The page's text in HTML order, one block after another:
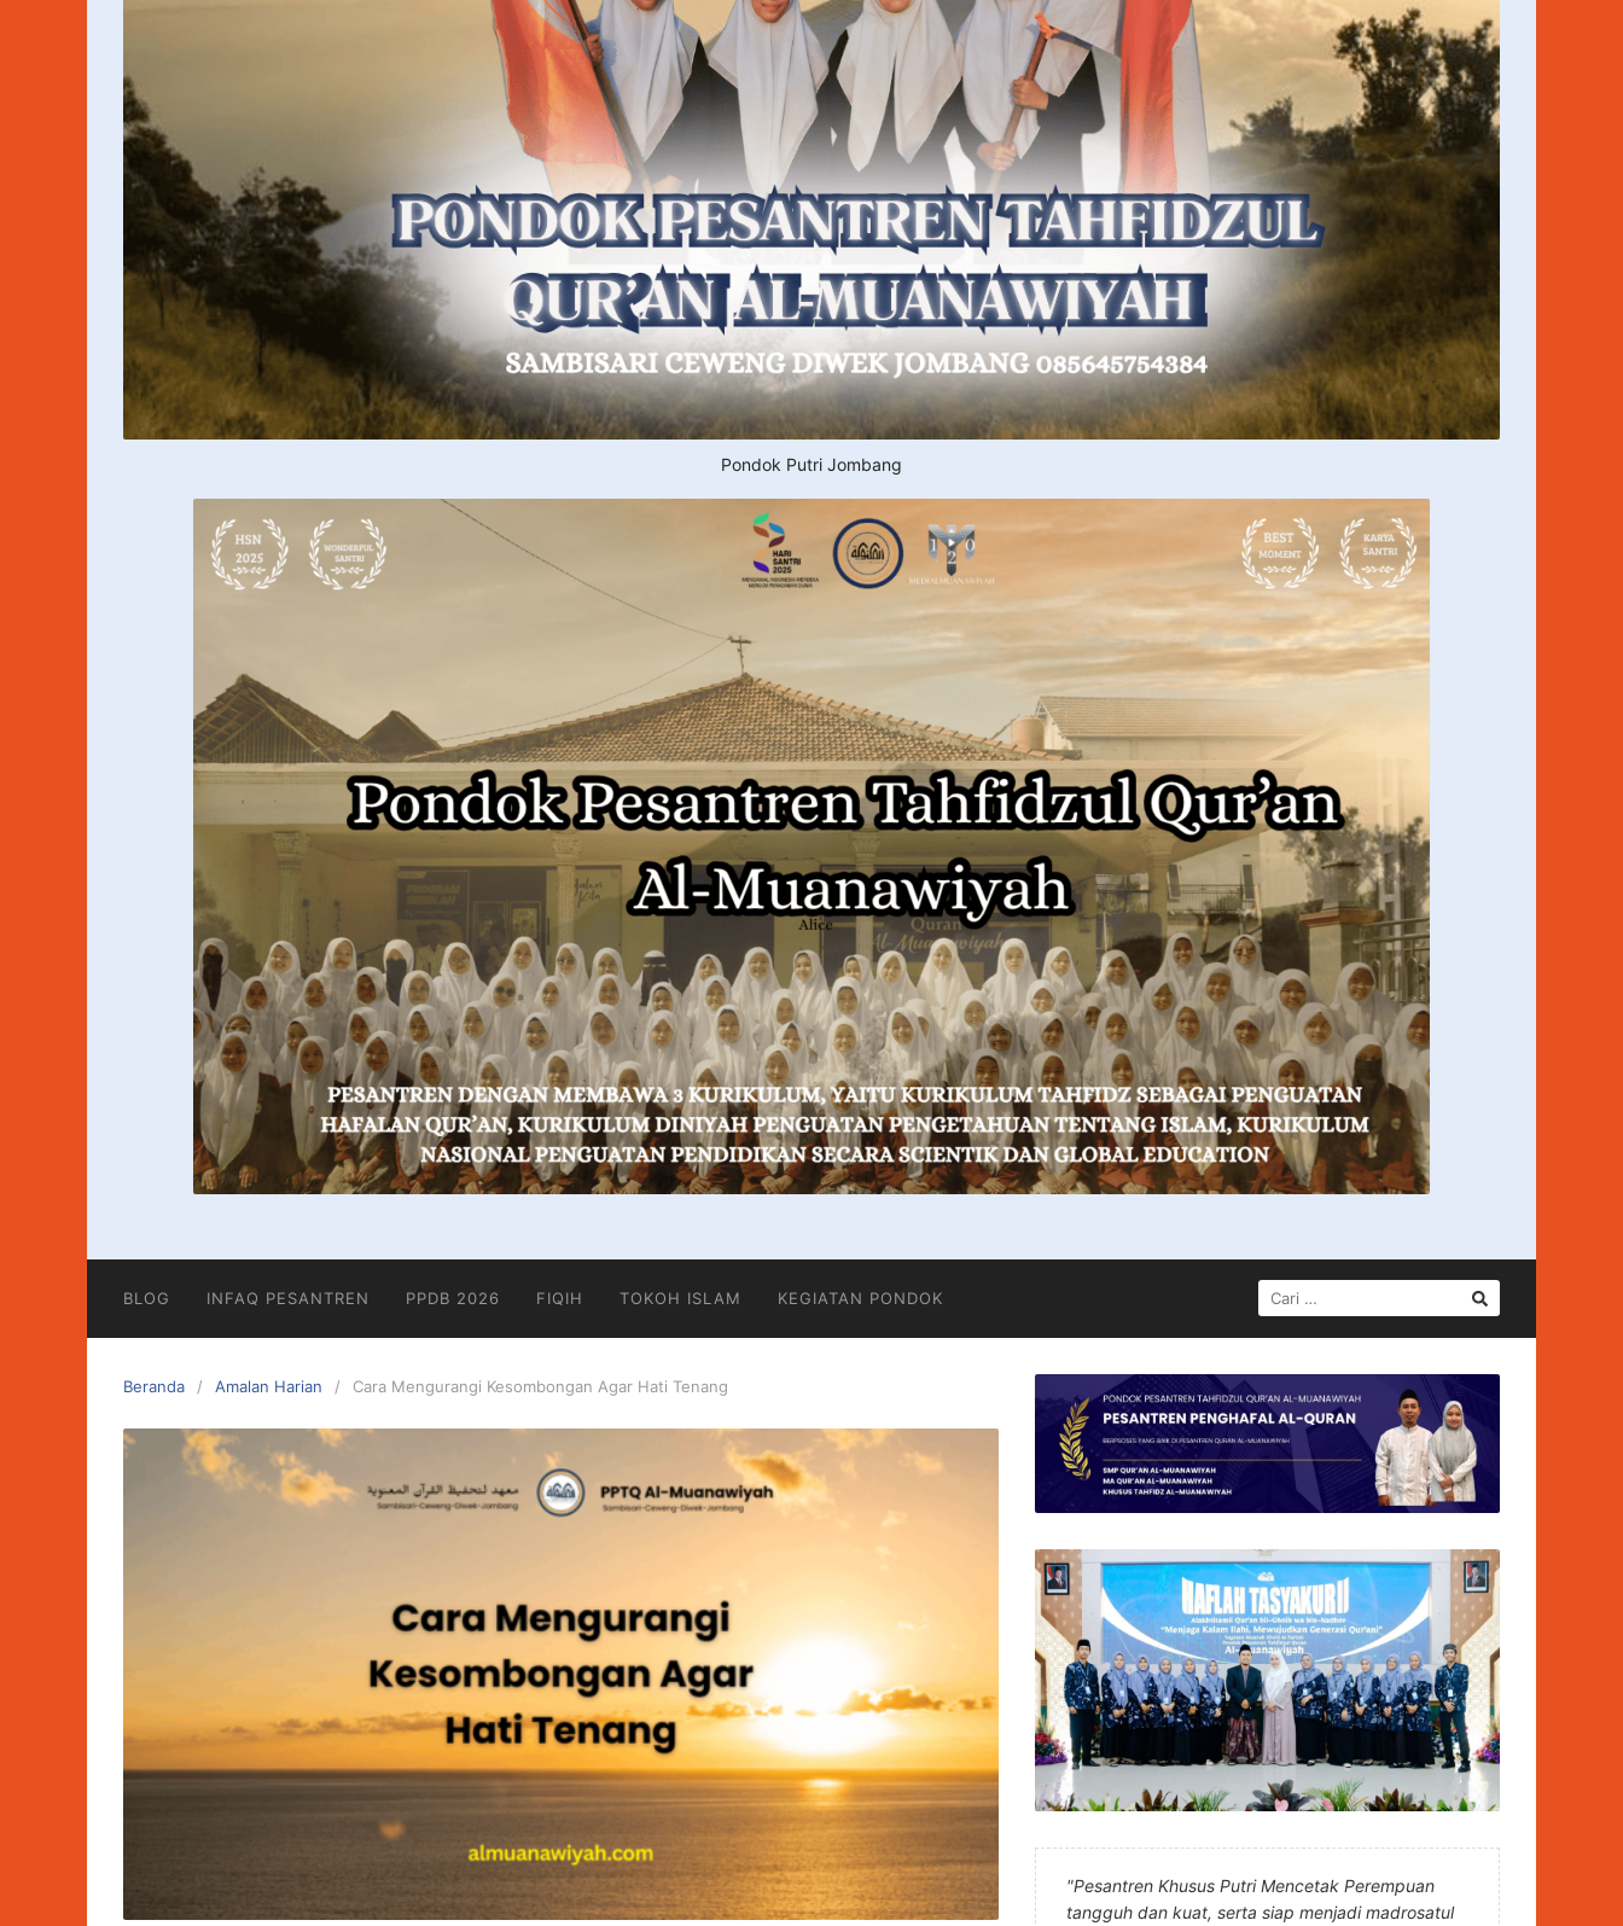
Pondok Putri Jombang
BLOG INFAQ PESANTREN PPDB 2026 FIQIH TOKOH ISLAM KEGIATAN PONDOK
CARI
UNTUK:
Beranda Amalan Harian Cara Mengurangi Kesombongan Agar Hati Tenang
"Pesantren Khusus Putri Mencetak Perempuan
tangguh dan kuat, serta siap menjadi madrosatul